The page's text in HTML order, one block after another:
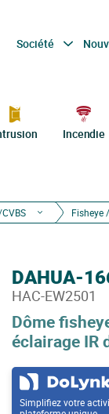
Société
Incendie
Fisheye
Dôme
éclairage IR
DAHUA-
HAC-EW2501
Simplifiez votre